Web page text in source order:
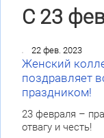
С 23
22 фев. 2023
Женский
поздравляет
праздником!
23 февраля –
отвагу и честь!